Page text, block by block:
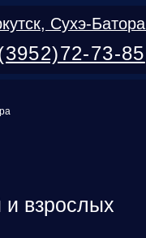
Сухэ-Батора 10
73-85
любимые песни с